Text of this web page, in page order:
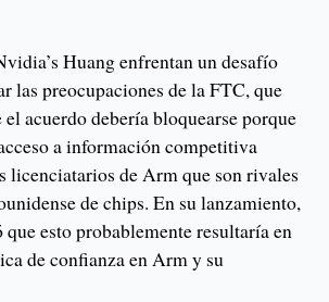
Huang enfrentan un desafío
las preocupaciones de la FTC, que
acuerdo debería bloquearse porque
a información competitiva
licenciatarios de Arm que son rivales
de chips. En su lanzamiento,
esto probablemente resultaría en
de confianza en Arm y su